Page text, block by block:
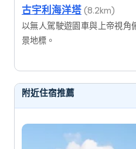
古宇利海洋塔 (8.2km)
以無人駕駛遊園車與上帝視角
景地標。
附近住宿推薦